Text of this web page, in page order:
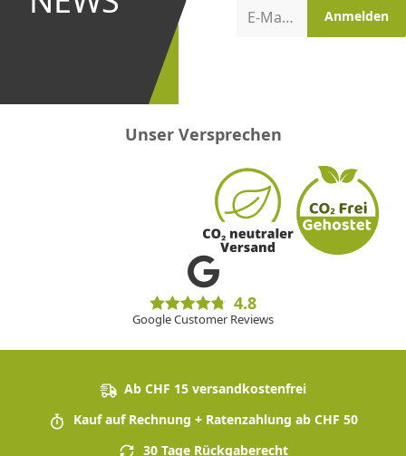
Aktionen
E-Mail-Adresse Anmelden
Unser Versprechen
4.8
Google Customer Reviews
Ab CHF 15 versandkostenfrei
Kauf auf Rechnung + Ratenzahlung ab CHF 50
30 Tage Rückgaberecht